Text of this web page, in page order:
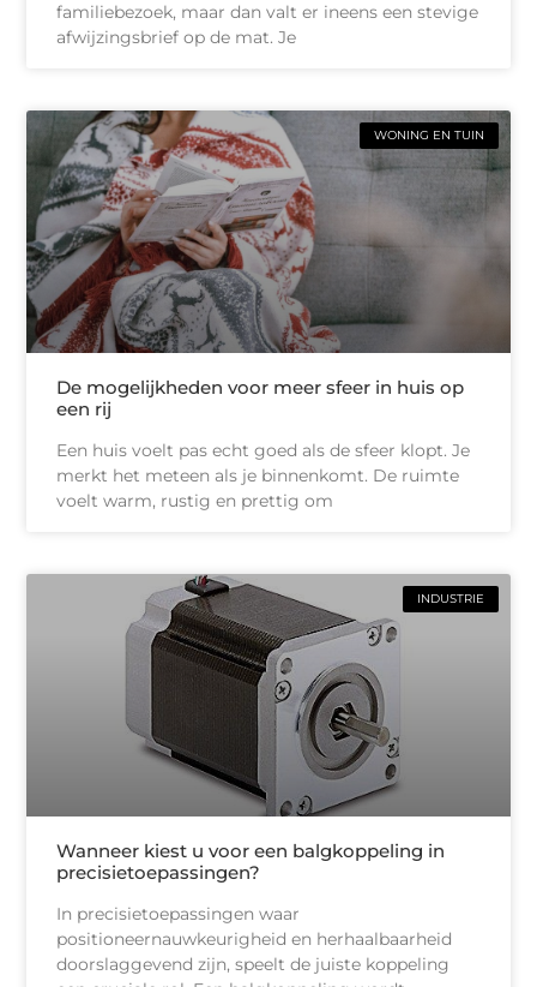
familiebezoek, maar dan valt er ineens een stevige
afwijzingsbrief op de mat. Je
WONING EN TUIN
De mogelijkheden voor meer sfeer in huis op
een rij
Een huis voelt pas echt goed als de sfeer klopt. Je
merkt het meteen als je binnenkomt. De ruimte
voelt warm, rustig en prettig om
INDUSTRIE
Wanneer kiest u voor een balgkoppeling in
precisietoepassingen?
In precisietoepassingen waar
positioneernauwkeurigheid en herhaalbaarheid
doorslaggevend zijn, speelt de juiste koppeling